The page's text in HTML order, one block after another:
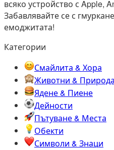
всяко устройство с Apple,
Забавлявайте се с
емоджитата!
Категории
Смайлита & Хора
Животни & Природа
Ядене & Пиене
Дейности
Пътуване & Места
Обекти
Символи & Знаци